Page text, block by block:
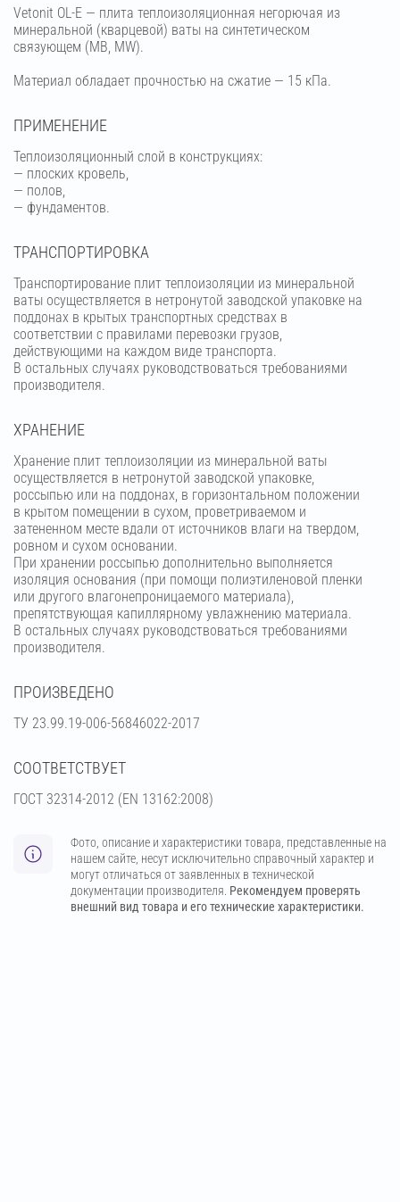
Vetonit OL-E — плита теплоизоляционная негорючая из
минеральной (кварцевой) ваты на синтетическом
связующем (МВ, MW).
Материал обладает прочностью на сжатие — 15 кПа.
ПРИМЕНЕНИЕ
Теплоизоляционный слой в конструкциях:
— плоских кровель,
— полов,
— фундаментов.
ТРАНСПОРТИРОВКА
Транспортирование плит теплоизоляции из минеральной
ваты осуществляется в нетронутой заводской упаковке на
поддонах в крытых транспортных средствах в
соответствии с правилами перевозки грузов,
действующими на каждом виде транспорта.
В остальных случаях руководствоваться требованиями
производителя.
ХРАНЕНИЕ
Хранение плит теплоизоляции из минеральной ваты
осуществляется в нетронутой заводской упаковке,
россыпью или на поддонах, в горизонтальном положении
в крытом помещении в сухом, проветриваемом и
затененном месте вдали от источников влаги на твердом,
ровном и сухом основании.
При хранении россыпью дополнительно выполняется
изоляция основания (при помощи полиэтиленовой пленки
или другого влагонепроницаемого материала),
препятствующая капиллярному увлажнению материала.
В остальных случаях руководствоваться требованиями
производителя.
ПРОИЗВЕДЕНО
ТУ 23.99.19-006-56846022-2017
СООТВЕТСТВУЕТ
ГОСТ 32314-2012 (ЕN 13162:2008)
Фото, описание и характеристики товара, представленные на
нашем сайте, несут исключительно справочный характер и
могут отличаться от заявленных в технической
документации производителя. Рекомендуем проверять
внешний вид товара и его технические характеристики.